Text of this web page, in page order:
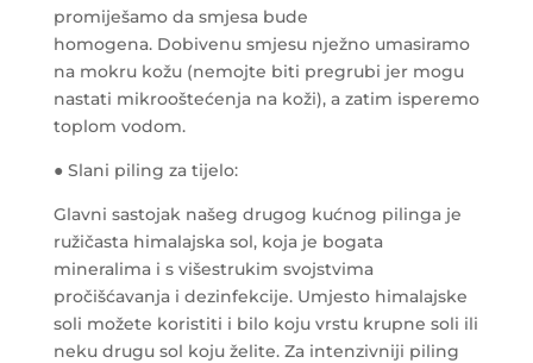
promiješamo da smjesa bude
homogena. Dobivenu smjesu nježno umasiramo
na mokru kožu (nemojte biti pregrubi jer mogu
nastati mikrooštećenja na koži), a zatim isperemo
toplom vodom.
● Slani piling za tijelo:
Glavni sastojak našeg drugog kućnog pilinga je
ružičasta himalajska sol, koja je bogata
mineralima i s višestrukim svojstvima
pročišćavanja i dezinfekcije. Umjesto himalajske
soli možete koristiti i bilo koju vrstu krupne soli ili
neku drugu sol koju želite. Za intenzivniji piling